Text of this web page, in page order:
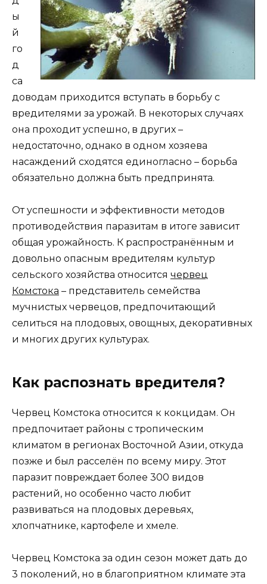
ы
й
го
д
са
доводам приходится вступать в борьбу с
вредителями за урожай. В некоторых случаях
она проходит успешно, в других –
недостаточно, однако в одном хозяева
насаждений сходятся единогласно – борьба
обязательно должна быть предпринята.
От успешности и эффективности методов
противодействия паразитам в итоге зависит
общая урожайность. К распространённым и
довольно опасным вредителям культур
сельского хозяйства относится червец
Комстока – представитель семейства
мучнистых червецов, предпочитающий
селиться на плодовых, овощных, декоративных
и многих других культурах.
Как распознать вредителя?
Червец Комстока относится к кокцидам. Он
предпочитает районы с тропическим
климатом в регионах Восточной Азии, откуда
позже и был расселён по всему миру. Этот
паразит повреждает более 300 видов
растений, но особенно часто любит
развиваться на плодовых деревьях,
хлопчатнике, картофеле и хмеле.
Червец Комстока за один сезон может дать до
3 поколений, но в благоприятном климате эта